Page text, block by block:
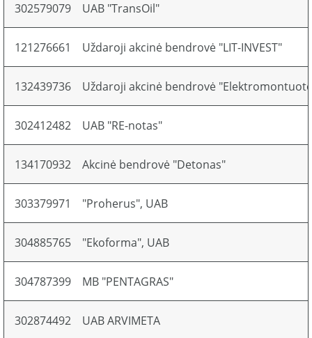
302579079 UAB "TransOil"
121276661 Uždaroji akcinė bendrovė "LIT-INVEST"
132439736 Uždaroji akcinė bendrovė
302412482 UAB "RE-notas"
134170932 Akcinė bendrovė "Detonas"
303379971 "Proherus", UAB
304885765 "Ekoforma", UAB
304787399 MB "PENTAGRAS"
302874492 UAB ARVIMETA